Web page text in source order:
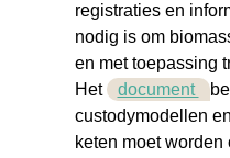
registraties en
nodig is om
en met toepassing
Het
document
custodymodellen
keten moet